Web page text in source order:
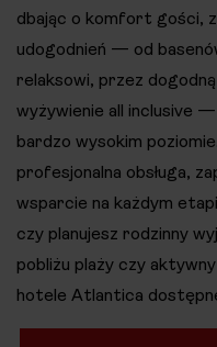
dbając o komfort gości,
udogodnień — od
relaksowi, przez
wyżywienie all inclusive
bardzo wysokim
profesjonalna obsługa,
wsparcie na każdym
czy planujesz rodzinny
pobliżu plaży czy
hotele Atlantica